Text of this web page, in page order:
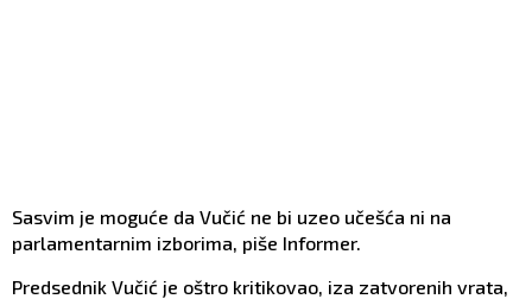
Sasvim je moguće da Vučić ne bi uzeo učešća ni na
parlamentarnim izborima, piše Informer.
Predsednik Vučić je oštro kritikovao, iza zatvorenih vrata,